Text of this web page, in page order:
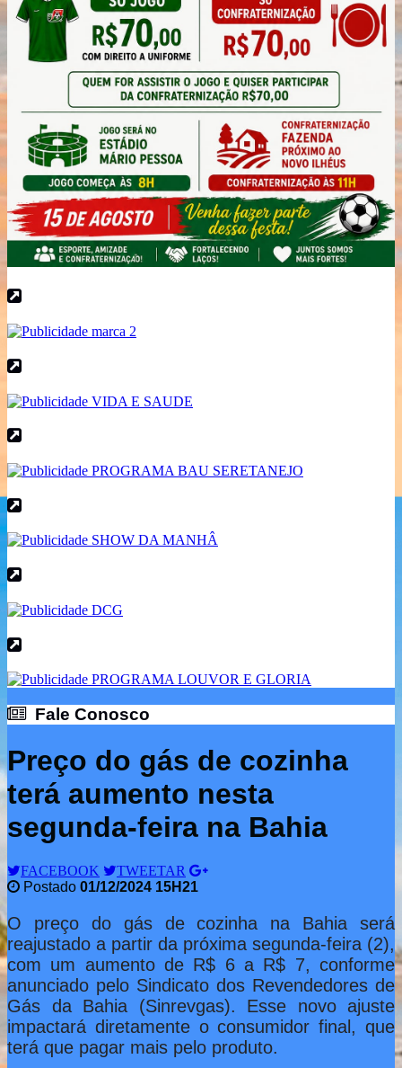
Fale Conosco
Preço do gás de cozinha
terá aumento nesta
segunda-feira na Bahia
FACEBOOK
TWEETAR
Postado 01/12/2024 15H21
O preço do gás de cozinha na Bahia será
reajustado a partir da próxima segunda-feira (2),
com um aumento de R$ 6 a R$ 7, conforme
anunciado pelo Sindicato dos Revendedores de
Gás da Bahia (Sinrevgas). Esse novo ajuste
impactará diretamente o consumidor final, que
terá que pagar mais pelo produto.